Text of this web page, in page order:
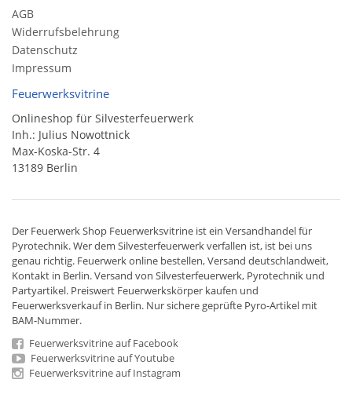
AGB
Widerrufsbelehrung
Datenschutz
Impressum
Feuerwerksvitrine
Onlineshop für Silvesterfeuerwerk
Inh.: Julius Nowottnick
Max-Koska-Str. 4
13189 Berlin
Der Feuerwerk Shop Feuerwerksvitrine ist ein Versandhandelfür
Pyrotechnik. Wer dem Silvesterfeuerwerk verfallen ist, ist bei uns
genau richtig. Feuerwerk online bestellen,Versand deutschlandweit,
Kontakt in Berlin. Versand von Silvesterfeuerwerk, Pyrotechnik und
Partyartikel. Preiswert Feuerwerkskörper kaufen und
Feuerwerksverkauf in Berlin. Nur sichere geprüfte Pyro-Artikel mit
BAM-Nummer.
Feuerwerksvitrine auf Facebook
Feuerwerksvitrine auf Youtube
Feuerwerksvitrine auf Instagram